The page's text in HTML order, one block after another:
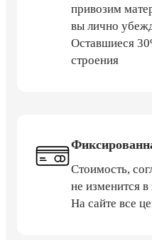
привозим
вы лично
Оставшиеся
строения
Стоимость,
не изменится в
На сайте все